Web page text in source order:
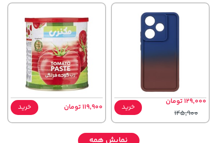
129,000 تومان
145,900
خرید 119,900 تومان خرید
نمایش همه